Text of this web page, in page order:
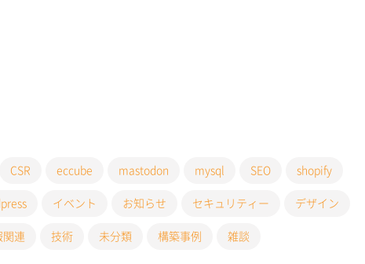
CSR eccube mastodon mysql SEO shopify
イベント お知らせ セキュリティー デザイン
関連 技術 未分類 構築事例 雑談